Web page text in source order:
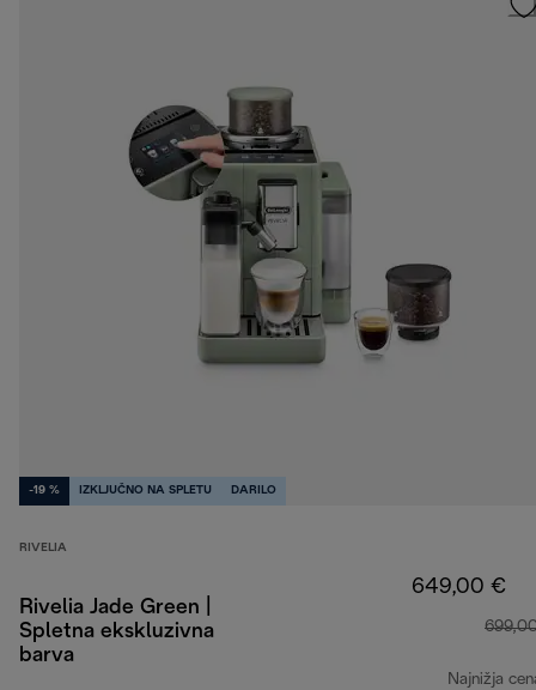
-19 % IZKLJUČNO NA SPLETU DARILO
RIVELIA
Rivelia Jade Green |
Spletna ekskluzivna
barva
649,00 €
Najnižja